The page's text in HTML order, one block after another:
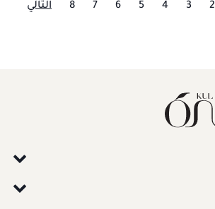
2
3
4
5
6
7
8 التالي